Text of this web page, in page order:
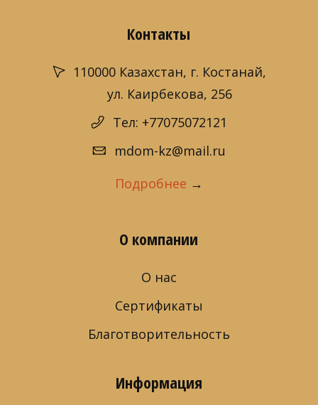
Контакты
110000 Казахстан, г. Костанай,
ул. Каирбекова, 256
Тел: +77075072121
mdom-kz@mail.ru
Подробнее →
О компании
О нас
Сертификаты
Благотворительность
Информация